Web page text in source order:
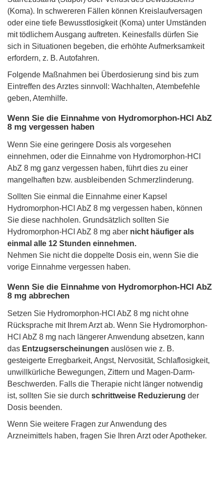
(Koma). In schwereren Fällen können Kreislaufversagen
oder eine tiefe Bewusstlosigkeit (Koma) unter Umständen
mit tödlichem Ausgang auftreten. Keinesfalls dürfen Sie
sich in Situationen begeben, die erhöhte Aufmerksamkeit
erfordern, z. B. Autofahren.
Folgende Maßnahmen bei Überdosierung sind bis zum
Eintreffen des Arztes sinnvoll: Wachhalten, Atembefehle
geben, Atemhilfe.
Wenn Sie die Einnahme von Hydromorphon-HCl AbZ
8 mg vergessen haben
Wenn Sie eine geringere Dosis als vorgesehen
einnehmen, oder die Einnahme von Hydromorphon-HCl
AbZ 8 mg ganz vergessen haben, führt dies zu einer
mangelhaften bzw. ausbleibenden Schmerzlinderung.
Sollten Sie einmal die Einnahme einer Kapsel
Hydromorphon-HCl AbZ 8 mg vergessen haben, können
Sie diese nachholen. Grundsätzlich sollten Sie
Hydromorphon-HCl AbZ 8 mg aber nicht häufiger als
einmal alle 12 Stunden einnehmen.
Nehmen Sie nicht die doppelte Dosis ein, wenn Sie die
vorige Einnahme vergessen haben.
Wenn Sie die Einnahme von Hydromorphon-HCl AbZ
8 mg abbrechen
Setzen Sie Hydromorphon-HCl AbZ 8 mg nicht ohne
Rücksprache mit Ihrem Arzt ab. Wenn Sie Hydromorphon-
HCl AbZ 8 mg nach längerer Anwendung absetzen, kann
das Entzugserscheinungen auslösen wie z. B.
gesteigerte Erregbarkeit, Angst, Nervosität, Schlaflosigkeit,
unwillkürliche Bewegungen, Zittern und Magen-Darm-
Beschwerden. Falls die Therapie nicht länger notwendig
ist, sollten Sie sie durch schrittweise Reduzierung der
Dosis beenden.
Wenn Sie weitere Fragen zur Anwendung des
Arzneimittels haben, fragen Sie Ihren Arzt oder Apotheker.